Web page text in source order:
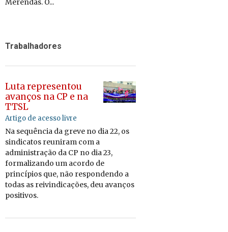
Trabalhadores
Luta representou
avanços na CP e na
TTSL
Artigo de acesso livre
Na sequência da greve no dia 22, os
sin­di­catos reu­niram com a
ad­mi­nis­tração da CP no dia 23,
for­ma­li­zando um acordo de
prin­cí­pios que, não res­pon­dendo a
todas as rei­vin­di­ca­ções, deu avanços
po­si­tivos.